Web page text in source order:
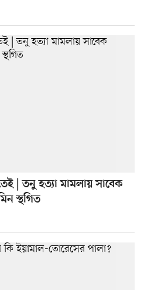
| তনু হত্যা মামলায় সাবেক
স্থগিত